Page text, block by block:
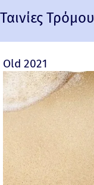
Ταινίες Τρόμου
Old 2021